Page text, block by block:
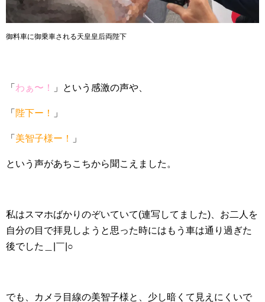
御料車に御乗車される天皇皇后両陛下
「 わぁ〜！ 」という感激の声や、
「 陛下ー！ 」
「 美智子様ー！ 」
という声があちこちから聞こえました。
私はスマホばかりのぞいていて(連写してました)、お二人を
自分の目で拝見しようと思った時にはもう車は通り過ぎた
後でした＿|￣|○
でも、カメラ目線の美智子様と、少し暗くて見えにくいで